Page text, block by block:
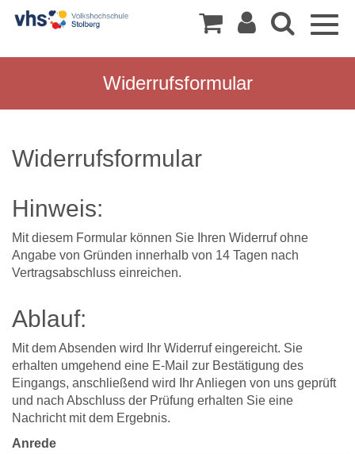
Widerrufsformular
Widerrufsformular
Hinweis:
Mit diesem Formular können Sie Ihren Widerruf ohne
Angabe von Gründen innerhalb von 14 Tagen nach
Vertragsabschluss einreichen.
Ablauf:
Mit dem Absenden wird Ihr Widerruf eingereicht. Sie
erhalten umgehend eine E-Mail zur Bestätigung des
Eingangs, anschließend wird Ihr Anliegen von uns geprüft
und nach Abschluss der Prüfung erhalten Sie eine
Nachricht mit dem Ergebnis.
Anrede